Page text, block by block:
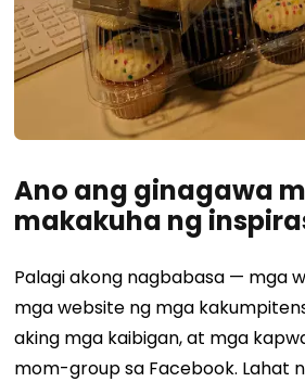
Ano ang ginagawa
makakuha ng
Palagi akong nagbabasa — mga
mga website ng mga
aking mga kaibigan, at mga
mom-group sa Facebook. Lahat